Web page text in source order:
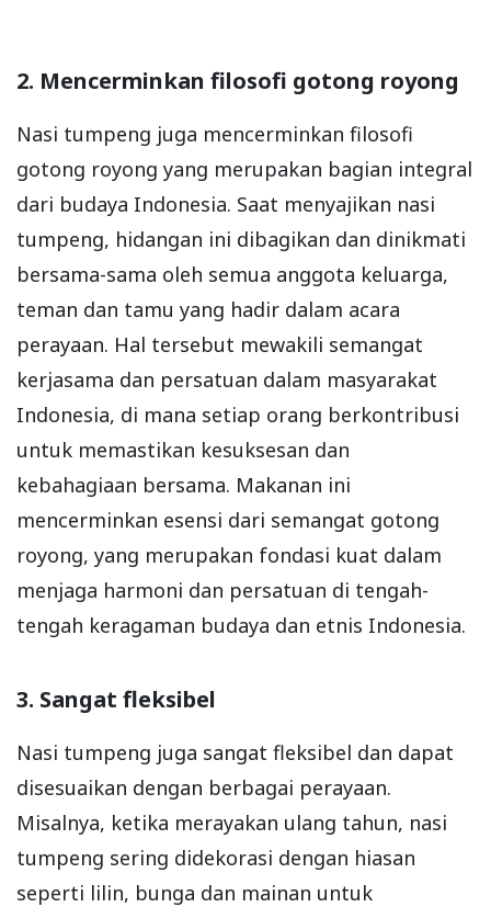
2. Mencerminkan filosofi gotong royong
Nasi tumpeng juga mencerminkan filosofi
gotong royong yang merupakan bagian integral
dari budaya Indonesia. Saat menyajikan nasi
tumpeng, hidangan ini dibagikan dan dinikmati
bersama-sama oleh semua anggota keluarga,
teman dan tamu yang hadir dalam acara
perayaan. Hal tersebut mewakili semangat
kerjasama dan persatuan dalam masyarakat
Indonesia, di mana setiap orang berkontribusi
untuk memastikan kesuksesan dan
kebahagiaan bersama. Makanan ini
mencerminkan esensi dari semangat gotong
royong, yang merupakan fondasi kuat dalam
menjaga harmoni dan persatuan di tengah-
tengah keragaman budaya dan etnis Indonesia.
3. Sangat fleksibel
Nasi tumpeng juga sangat fleksibel dan dapat
disesuaikan dengan berbagai perayaan.
Misalnya, ketika merayakan ulang tahun, nasi
tumpeng sering didekorasi dengan hiasan
seperti lilin, bunga dan mainan untuk